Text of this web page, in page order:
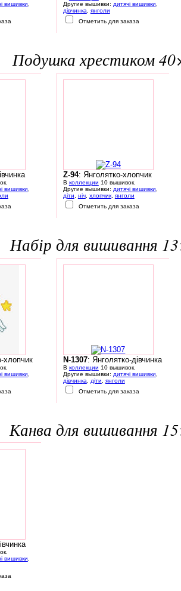
вишивки
Другие вышивки: дитячі вишивки
дівчинка
янголи
Отметить для заказа
подушка хрестиком
вишивки
Z-94: Янголятко-хлопчик
В коллекции 10 вышивок.
Другие вышивки: дитячі вишивки
діти
ніч, хлопчик, янголи
Отметить для заказа
набір для вишивання
хлопчик
вишивки
N-1307: Янголятко-дівчинка
В коллекции 10 вышивок.
Другие вышивки: дитячі вишивки
дівчинка
діти
янголи
Отметить для заказа
канва для вишивання
вишивки,